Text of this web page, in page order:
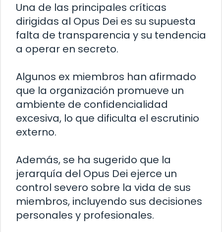
Una de las principales críticas
dirigidas al Opus Dei es su supuesta
falta de transparencia y su tendencia
a operar en secreto.
Algunos ex miembros han afirmado
que la organización promueve un
ambiente de confidencialidad
excesiva, lo que dificulta el escrutinio
externo.
Además, se ha sugerido que la
jerarquía del Opus Dei ejerce un
control severo sobre la vida de sus
miembros, incluyendo sus decisiones
personales y profesionales.